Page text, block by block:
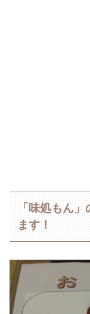
「味処もん
ます！